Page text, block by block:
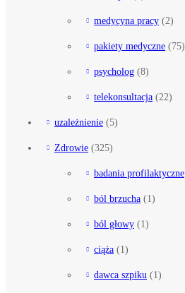
medycyna pracy (2)
pakiety medyczne (75)
psycholog (8)
telekonsultacja (22)
uzależnienie (5)
Zdrowie (325)
badania profilaktyczne
ból brzucha (1)
ból głowy (1)
ciąża (1)
dawca szpiku (1)